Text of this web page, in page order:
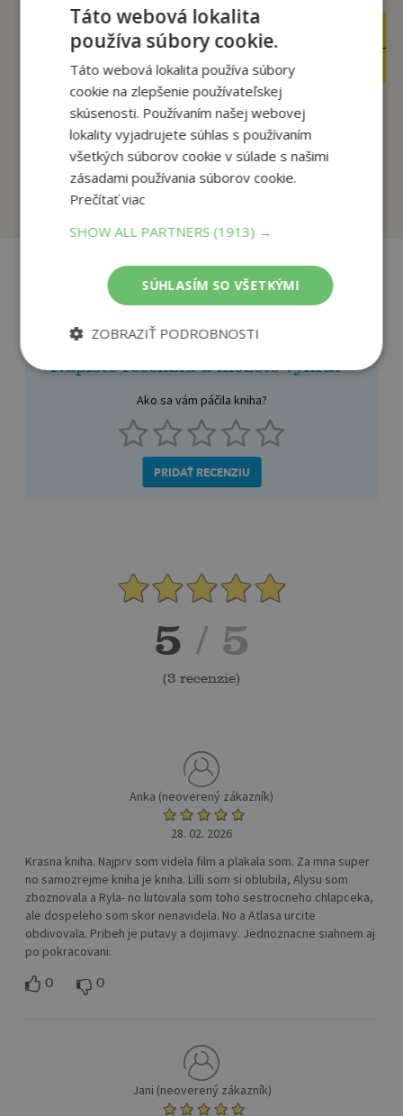
22,90 €
18 €
Pád na dno
Hoover Colleen
Na sklade
Možno raz
Hoover Colleen
Recenzie čitateľov
Napíšte recenziu a môžete vyhrať
Ako sa vám páčila kniha?
PRIDAŤ RECENZIU
5 / 5
(3 recenzie)
Anka (neoverený zákazník)
28. 02. 2026
Krasna kniha. Najprv som videla film a plakala som. Za mna super
no samozrejme kniha je kniha. Lilli som si oblubila, Alysu som
zboznovala a Ryla- no lutovala som toho sestrocneho chlapceka,
ale dospeleho som skor nenavidela. No a Atlasa urcite
obdivovala. Pribeh je putavy a dojimavy. Jednoznacne siahnem aj
po pokracovani.
0 0
Jani (neoverený zákazník)
Táto webová lokalita
používa súbory cookie.
Táto webová lokalita používa súbory
cookie na zlepšenie používateľskej
skúsenosti. Používaním našej webovej
lokality vyjadrujete súhlas s používaním
všetkých súborov cookie v súlade s našimi
zásadami používania súborov cookie.
Prečítať viac
SHOW ALL PARTNERS (1913) →
SÚHLASÍM SO VŠETKÝMI
ZOBRAZIŤ PODROBNOSTI